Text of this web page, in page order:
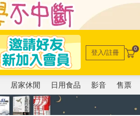
登入/註冊 0
居家休閒 日用食品 影音 售票